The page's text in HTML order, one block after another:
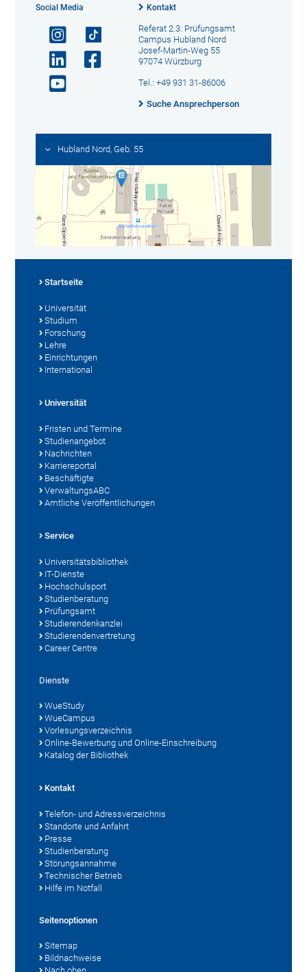
Social Media Kontakt
Referat 2.3: Prüfungsamt
Campus Hubland Nord
Josef-Martin-Weg 55
97074 Würzburg
Tel.: +49 931 31-86006
Suche Ansprechperson
Hubland Nord, Geb. 55
Startseite
Universität
Studium
Forschung
Lehre
Einrichtungen
International
Universität
Fristen und Termine
Studienangebot
Nachrichten
Karriereportal
Beschäftigte
VerwaltungsABC
Amtliche Veröffentlichungen
Service
Universitätsbibliothek
IT-Dienste
Hochschulsport
Studienberatung
Prüfungsamt
Studierendenkanzlei
Studierendenvertretung
Career Centre
Dienste
WueStudy
WueCampus
Vorlesungsverzeichnis
Online-Bewerbung und Online-Einschreibung
Katalog der Bibliothek
Kontakt
Telefon- und Adressverzeichnis
Standorte und Anfahrt
Presse
Studienberatung
Störungsannahme
Technischer Betrieb
Hilfe im Notfall
Seitenoptionen
Sitemap
Bildnachweise